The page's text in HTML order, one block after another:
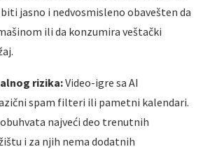
jasno i nedvosmisleno obavešten da
ili da konzumira veštački
rizika:Video-igre sa AI
spam filteri ili pametni kalendari.
najveći deo trenutnih
i za njih nema dodatnih